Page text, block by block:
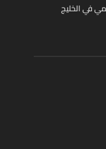
في الخليج